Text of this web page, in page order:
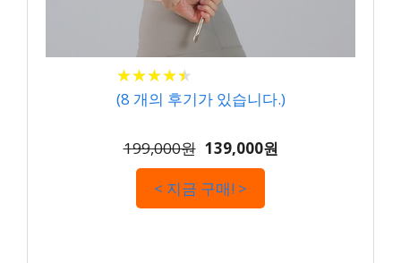
★★★★★
★★★★★
(8 개의 후기가 있습니다.)
199,000원 139,000원
< 지금 구매! >